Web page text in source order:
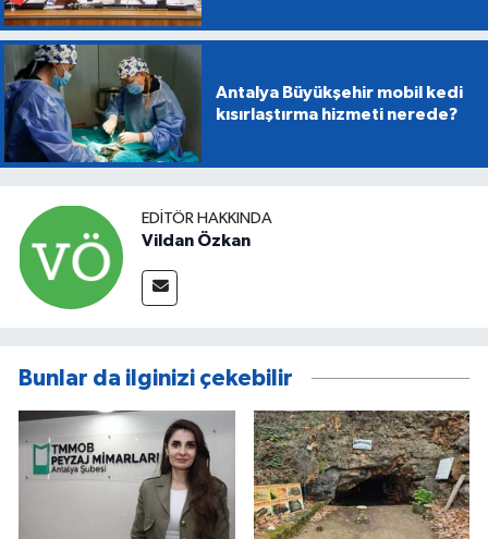
Antalya Büyükşehir mobil kedi
kısırlaştırma hizmeti nerede?
EDITÖR HAKKINDA
Vildan Özkan
Bunlar da ilginizi çekebilir